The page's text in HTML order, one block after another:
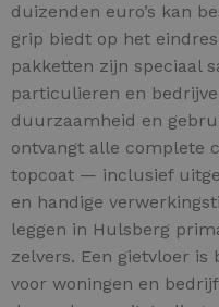
duizenden euro’s kan
grip biedt op het
pakketten zijn speciaal
particulieren en
duurzaamheid en
ontvangt alle complete
topcoat — inclusief
en handige
leggen in Hulsberg
zelvers. Een gietvloer
voor woningen en